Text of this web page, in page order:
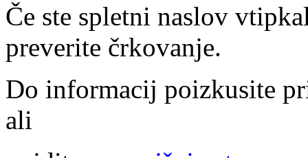
Če ste spletni naslov
preverite črkovanje.
Do informacij poizkusite
ali